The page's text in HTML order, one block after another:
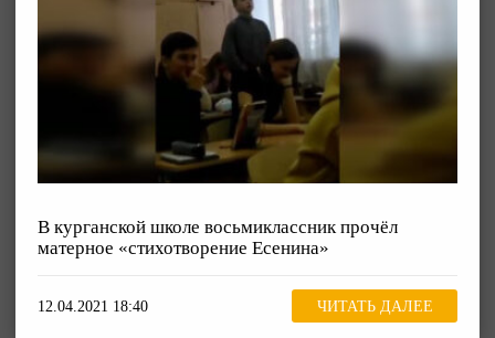
В курганской школе восьмиклассник прочёл
матерное «стихотворение Есенина»
12.04.2021 18:40 ЧИТАТЬ ДАЛЕЕ